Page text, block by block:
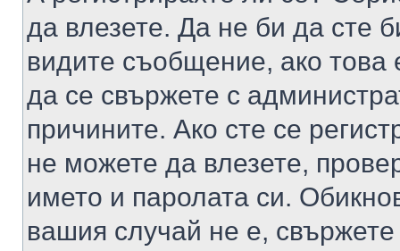
да влезете. Да не би да сте
видите съобщение, ако това
да се свържете с
причините. Ако сте се
не можете да влезете,
името и паролата си.
вашия случай не е,